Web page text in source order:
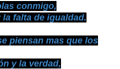
conmigo,
falta de igualdad.
piensan mas que los
y la verdad,